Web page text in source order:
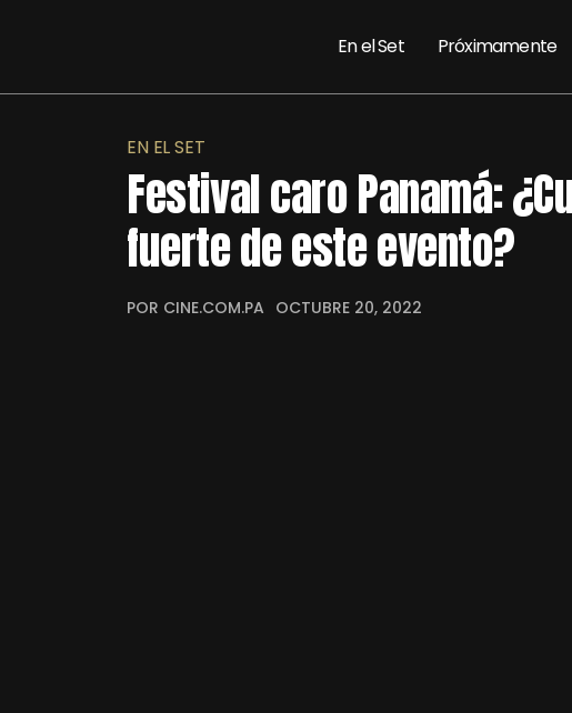
En el Set Próximamente
EN EL SET
Festival caro Panamá:
fuerte de este evento?
POR CINE.COM.PA OCTUBRE 20, 2022